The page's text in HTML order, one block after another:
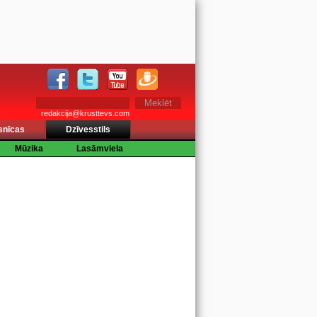
redakcija@krusttevs.com
Dzīvesstils
Mūzika
Lasāmviela